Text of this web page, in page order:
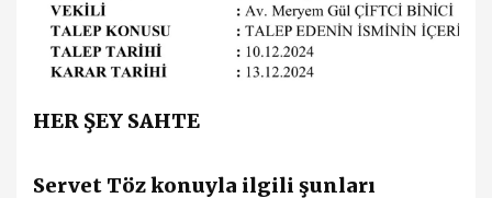
HER ŞEY SAHTE
Servet Töz konuyla ilgili şunları